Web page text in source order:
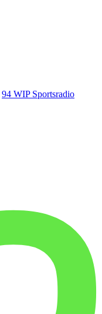
94 WIP Sportsradio